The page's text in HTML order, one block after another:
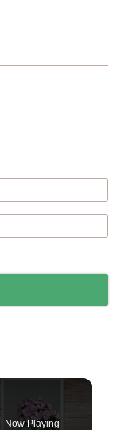
Now Playing